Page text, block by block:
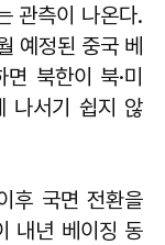
관측이 나온다.
예정된 중국 베
북한이 북·미
나서기 쉽지 않
후 국면 전환을
내년 베이징 동